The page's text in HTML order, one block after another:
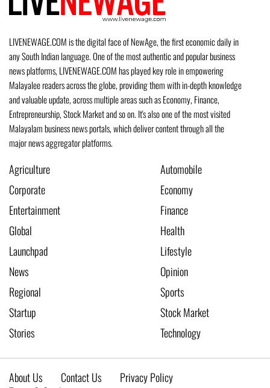
LIVENEWAGE.COM is the digital face of NewAge, the first economic daily in
any South Indian language. One of the most authentic and popular business
news platforms, LIVENEWAGE.COM has played key role in empowering
Malayalee readers across the globe, providing them with in-depth knowledge
and valuable update, across multiple areas such as Economy, Finance,
Entrepreneurship, Stock Market and so on. It's also one of the most visited
Malayalam business news portals, which deliver content through all the
major news aggregator platforms.
Agriculture
Automobile
Corporate
Economy
Entertainment
Finance
Global
Health
Launchpad
Lifestyle
News
Opinion
Regional
Sports
Startup
Stock Market
Stories
Technology
About Us Contact Us
Privacy Policy